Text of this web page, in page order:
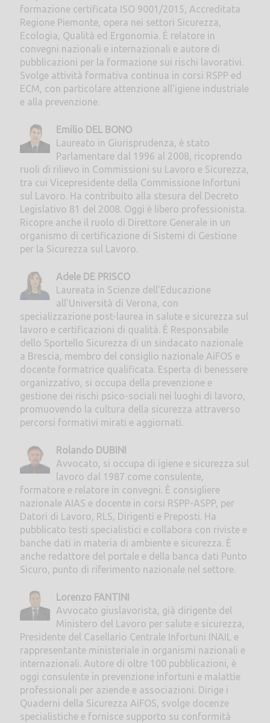
formazione certificata ISO 9001/2015, Accreditata
Regione Piemonte, opera nei settori Sicurezza,
Ecologia, Qualità ed Ergonomia. È relatore in
convegni nazionali e internazionali e autore di
pubblicazioni per la formazione sui rischi lavorativi.
Svolge attività formativa continua in corsi RSPP ed
ECM, con particolare attenzione all'igiene industriale
e alla prevenzione.
Emilio DEL BONO
Laureato in Giurisprudenza, è stato
Parlamentare dal 1996 al 2008, ricoprendo
ruoli di rilievo in Commissioni su Lavoro e Sicurezza,
tra cui Vicepresidente della Commissione Infortuni
sul Lavoro. Ha contribuito alla stesura del Decreto
Legislativo 81 del 2008. Oggi è libero professionista.
Ricopre anche il ruolo di Direttore Generale in un
organismo di certificazione di Sistemi di Gestione
per la Sicurezza sul Lavoro.
Adele DE PRISCO
Laureata in Scienze dell'Educazione
all'Università di Verona, con
specializzazione post-laurea in salute e sicurezza sul
lavoro e certificazioni di qualità. È Responsabile
dello Sportello Sicurezza di un sindacato nazionale
a Brescia, membro del consiglio nazionale AiFOS e
docente formatrice qualificata. Esperta di benessere
organizzativo, si occupa della prevenzione e
gestione dei rischi psico-sociali nei luoghi di lavoro,
promuovendo la cultura della sicurezza attraverso
percorsi formativi mirati e aggiornati.
Rolando DUBINI
Avvocato, si occupa di igiene e sicurezza sul
lavoro dal 1987 come consulente,
formatore e relatore in convegni. È consigliere
nazionale AIAS e docente in corsi RSPP-ASPP, per
Datori di Lavoro, RLS, Dirigenti e Preposti. Ha
pubblicato testi specialistici e collabora con riviste e
banche dati in materia di ambiente e sicurezza. È
anche redattore del portale e della banca dati Punto
Sicuro, punto di riferimento nazionale nel settore.
Lorenzo FANTINI
Avvocato giuslavorista, già dirigente del
Ministero del Lavoro per salute e sicurezza,
Presidente del Casellario Centrale Infortuni INAIL e
rappresentante ministeriale in organismi nazionali e
internazionali. Autore di oltre 100 pubblicazioni, è
oggi consulente in prevenzione infortuni e malattie
professionali per aziende e associazioni. Dirige i
Quaderni della Sicurezza AiFOS, svolge docenze
specialistiche e fornisce supporto su conformità